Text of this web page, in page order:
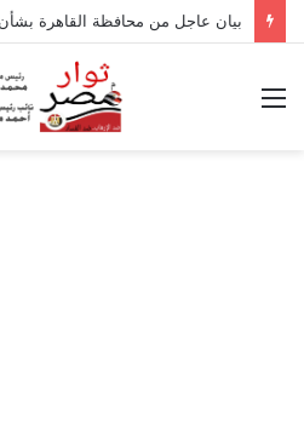
بيان عاجل من محافظة القاهرة بشأن
القائمة